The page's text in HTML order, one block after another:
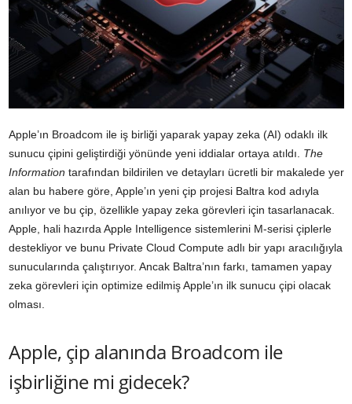
Apple’ın Broadcom ile iş birliği yaparak yapay zeka (AI) odaklı ilk
sunucu çipini geliştirdiği yönünde yeni iddialar ortaya atıldı. The
Information tarafından bildirilen ve detayları ücretli bir makalede yer
alan bu habere göre, Apple’ın yeni çip projesi Baltra kod adıyla
anılıyor ve bu çip, özellikle yapay zeka görevleri için tasarlanacak.
Apple, hali hazırda Apple Intelligence sistemlerini M-serisi çiplerle
destekliyor ve bunu Private Cloud Compute adlı bir yapı aracılığıyla
sunucularında çalıştırıyor. Ancak Baltra’nın farkı, tamamen yapay
zeka görevleri için optimize edilmiş Apple’ın ilk sunucu çipi olacak
olması.
Apple, çip alanında Broadcom ile
işbirliğine mi gidecek?